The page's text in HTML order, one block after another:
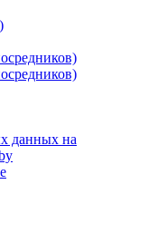
данных на